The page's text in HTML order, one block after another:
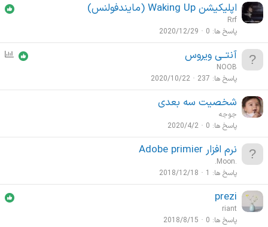
اپلیکیشن Waking Up (مایندفولنس)
Rrf
پاسخ ها 0
2020/12/29
ن
آنتــی ویروس
NOOB
پاسخ ها 237
2020/10/22
شخصیت سه بعدی
جوجه
پاسخ ها 0
2020/4/2
نرم افزار Adobe primier
.Moon.
پاسخ ها
1
2018/12/18
prezi
riant
پاسخ ها 0
2018/8/15